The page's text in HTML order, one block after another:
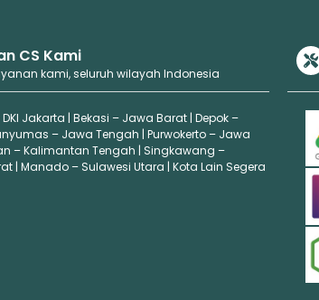
CS Kami
kami, seluruh wilayah Indonesia
Jakarta | Bekasi – Jawa Barat | Depok –
– Jawa Tengah | Purwokerto – Jawa
– Kalimantan Tengah | Singkawang –
| Manado – Sulawesi Utara | Kota Lain Segera